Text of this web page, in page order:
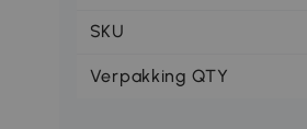
SKU
Verpakking QTY